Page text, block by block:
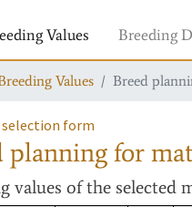
Values Breeding
Values Breed
form
planning for
values of the selected